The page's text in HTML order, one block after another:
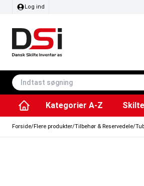
Log ind
Kategorier A-Z Skilte
Forside/Flere produkter/Tilbehør & Reservedele/